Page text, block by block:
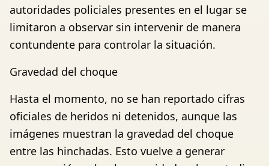
autoridades policiales presentes en el lugar se
limitaron a observar sin intervenir de manera
contundente para controlar la situación.
Gravedad del choque
Hasta el momento, no se han reportado cifras
oficiales de heridos ni detenidos, aunque las
imágenes muestran la gravedad del choque
entre las hinchadas. Esto vuelve a generar